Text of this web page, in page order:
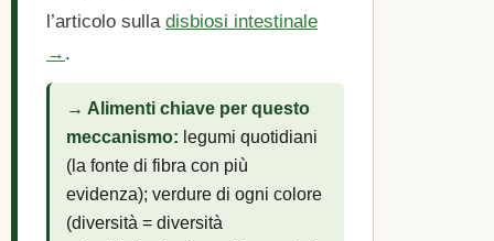
l’articolo sulla disbiosi intestinale
→ .
→ Alimenti chiave per questo
meccanismo: legumi quotidiani
(la fonte di fibra con più
evidenza); verdure di ogni colore
(diversità = diversità